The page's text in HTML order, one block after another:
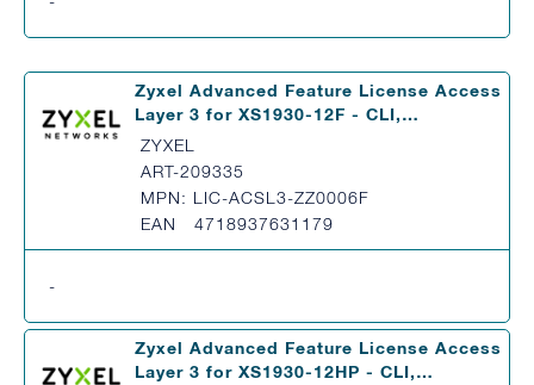
Zyxel Advanced Feature License Access
Layer 3 for XS1930-12F - CLI,…
ZYXEL
ART-209335
MPN: LIC-ACSL3-ZZ0006F
EAN 4718937631179
-
Zyxel Advanced Feature License Access
Layer 3 for XS1930-12HP - CLI,…